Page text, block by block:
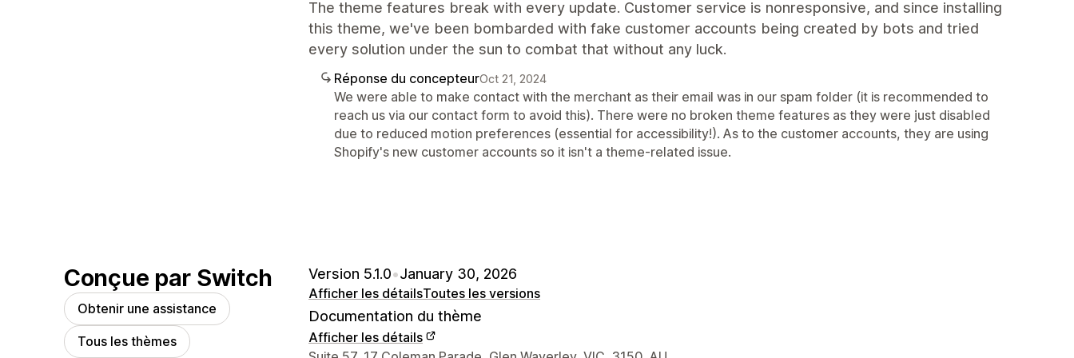
The theme features break with every update. Customer service is nonresponsive, and since installing
this theme, we've been bombarded with fake customer accounts being created by bots and tried
every solution under the sun to combat that without any luck.
Réponse du concepteurOct 21, 2024
We were able to make contact with the merchant as their email was in our spam folder (it is recommended to
reach us via our contact form to avoid this). There were no broken theme features as they were just disabled
due to reduced motion preferences (essential for accessibility!). As to the customer accounts, they are using
Shopify's new customer accounts so it isn't a theme-related issue.
Conçue par Switch
Obtenir une assistance
Tous les thèmes
Version 5.1.0•January 30, 2026
Afficher les détailsToutes les versions
Documentation du thème
Afficher les détails